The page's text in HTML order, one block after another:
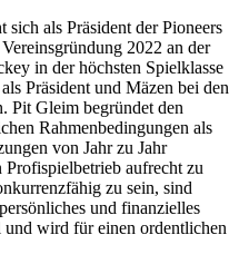
sich als Präsident der Pioneers
2022 an der
in der höchsten Spielklasse
Präsident und Mäzen bei den
Pit Gleim begründet den
Rahmenbedingungen als
von Jahr zu Jahr
Profispielbetrieb aufrecht zu
zu sein, sind
und finanzielles
wird für einen ordentlichen